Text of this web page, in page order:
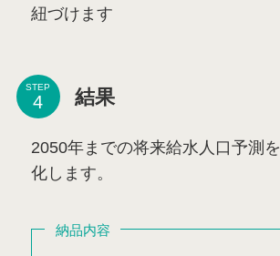
紐づけます
STEP 結果
2050年までの将来給水人口予測
化します。
納品内容